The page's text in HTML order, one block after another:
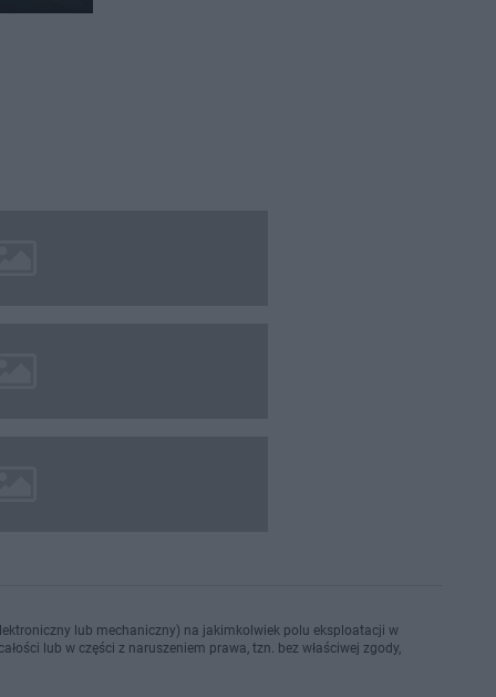
lub mechaniczny) na jakimkolwiek polu eksploatacji w
lub w części z naruszeniem prawa, tzn. bez właściwej zgody,